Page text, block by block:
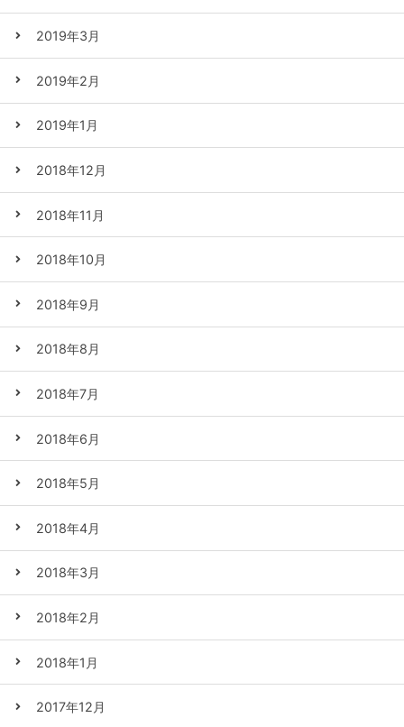
2019年3月
2019年2月
2019年1月
2018年12月
2018年11月
2018年10月
2018年9月
2018年8月
2018年7月
2018年6月
2018年5月
2018年4月
2018年3月
2018年2月
2018年1月
2017年12月